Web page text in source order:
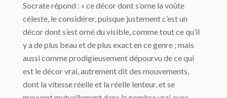
Socrate répond : « ce décor dont s’orne la voûte
céleste, le considérer, puisque juste­ment c’est un
décor dont s’est orné du visible, comme tout ce qu’il
y a de plus beau et de plus exact en ce genre ; mais
aussi comme prodigieusement dépourvu de ce qui
est le décor vrai, autrement dit des mouvements,
dont la vitesse réelle et la réelle lenteur, et se